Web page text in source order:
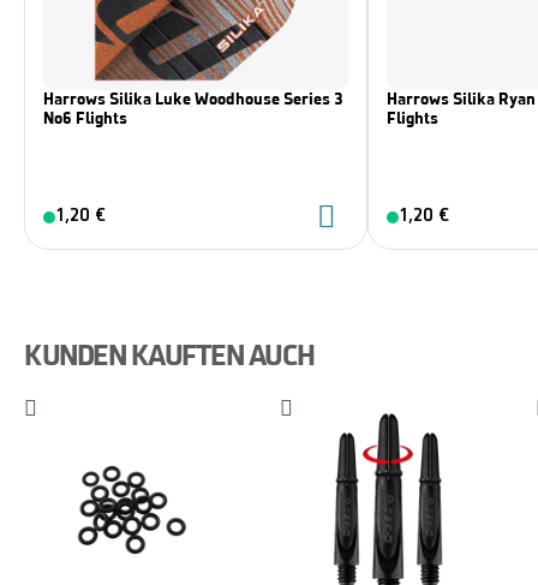
Harrows Silika Luke Woodhouse Series 3
No6 Flights
1,20 €
Harrows Silika
Flights
1,20 €
KUNDEN KAUFTEN AUCH